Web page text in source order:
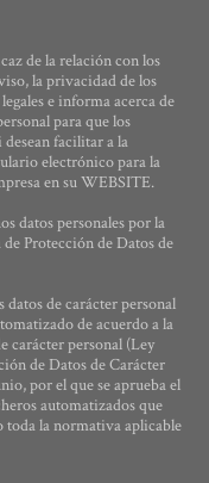
de la relación con los
la privacidad de los
e informa acerca de
para que los
facilitar a la
electrónico para la
en su WEBSITE.
datos personales por la
Protección de Datos de
de carácter personal
de acuerdo a la
carácter personal (Ley
de Datos de Carácter
por el que se aprueba el
automatizados que
toda la normativa aplicable